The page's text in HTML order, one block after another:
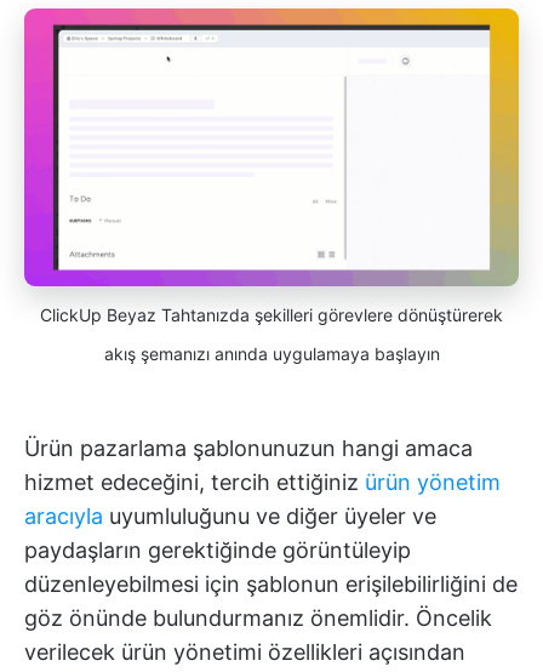
ClickUp Beyaz Tahtanızda şekilleri görevlere dönüştürerek
akış şemanızı anında uygulamaya başlayın
Ürün pazarlama şablonunuzun hangi amaca
hizmet edeceğini, tercih ettiğiniz ürün yönetim
aracıyla uyumluluğunu ve diğer üyeler ve
paydaşların gerektiğinde görüntüleyip
düzenleyebilmesi için şablonun erişilebilirliğini de
göz önünde bulundurmanız önemlidir. Öncelik
verilecek ürün yönetimi özellikleri açısından